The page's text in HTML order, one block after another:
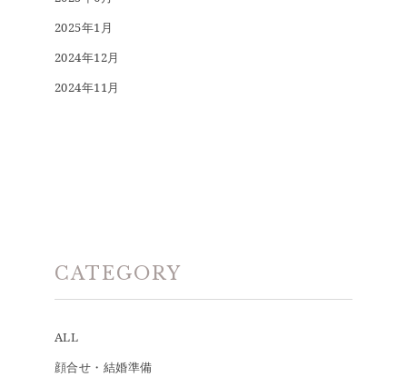
2025年1月
2024年12月
2024年11月
CATEGORY
ALL
顔合せ・結婚準備